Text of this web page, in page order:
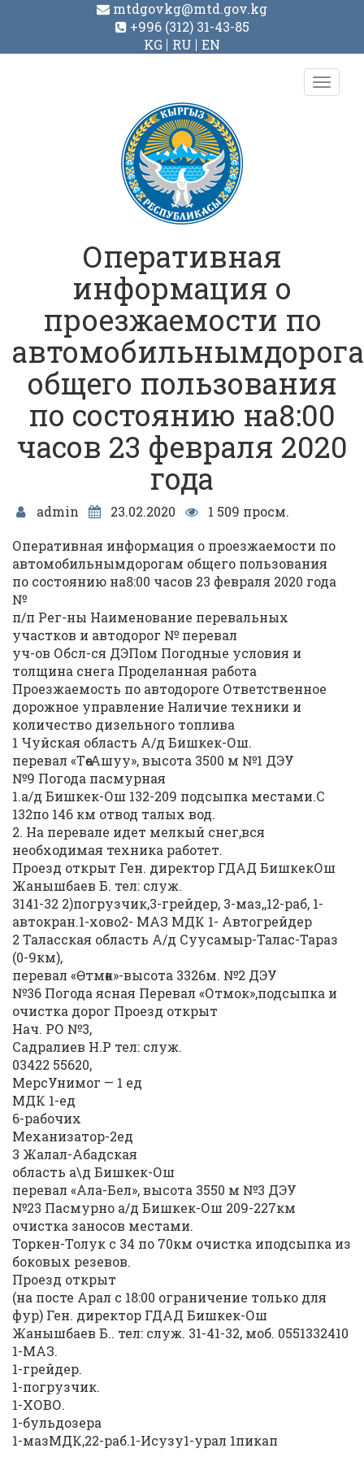
mtdgovkg@mtd.gov.kg
+996 (312) 31-43-85
KG
RU EN
Toggle
Оперативная
информация о
проезжаемости по
общего пользования
по состоянию на8:00
часов 23 февраля 2020
года
admin 23.02.2020
1 509 просм.
Оперативная информация о проезжаемости по
автомобильнымдорогам общего пользования
по состоянию на8:00 часов 23 февраля 2020 года
№
п/п Рег-ны Наименование перевальных
участков и автодорог № перевал
уч-ов Обсл-ся ДЭПом Погодные условия и
толщина снега Проделанная работа
Проезжаемость по автодороге Ответственное
дорожное управление Наличие техники и
количество дизельного топлива
1 Чуйская область А/д Бишкек-Ош.
перевал «Төө-Ашуу», высота 3500 м №1 ДЭУ
№9 Погода пасмурная
1.а/д Бишкек-Ош 132-209 подсыпка местами.С
132по 146 км отвод талых вод.
2. На перевале идет мелкый снег,вся
необходимая техника работет.
Проезд открыт Ген. директор ГДАД БишкекОш
Жанышбаев Б. тел: служ.
3141-32 2)погрузчик,3-грейдер, 3-маз,,12-раб, 1-
автокран.1-хово2- МАЗ МДК 1- Автогрейдер
2 Таласская область А/д Суусамыр-Талас-Тараз
(0-9км),
перевал «Өтмөк»-высота 3326м. №2 ДЭУ
№36 Погода ясная Перевал «Отмок»,подсыпка и
очистка дорог Проезд открыт
Нач. РО №3,
Садралиев Н.Р тел: служ.
03422 55620,
МерсУнимог — 1 ед
МДК 1-ед
6-рабочих
Механизатор-2ед
3 Жалал-Абадская
область а\д Бишкек-Ош
перевал «Ала-Бел», высота 3550 м №3 ДЭУ
№23 Пасмурно а/д Бишкек-Ош 209-227км
очистка заносов местами.
Торкен-Толук с 34 по 70км очистка иподсыпка из
боковых резевов.
Проезд открыт
(на посте Арал с 18:00 ограничение только для
фур) Ген. директор ГДАД Бишкек-Ош
Жанышбаев Б.. тел: служ. 31-41-32, моб. 0551332410
1-МАЗ.
1-грейдер.
1-погрузчик.
1-ХОВО.
1-бульдозера
1-мазМДК,22-раб.1-Исузу1-урал 1пикап